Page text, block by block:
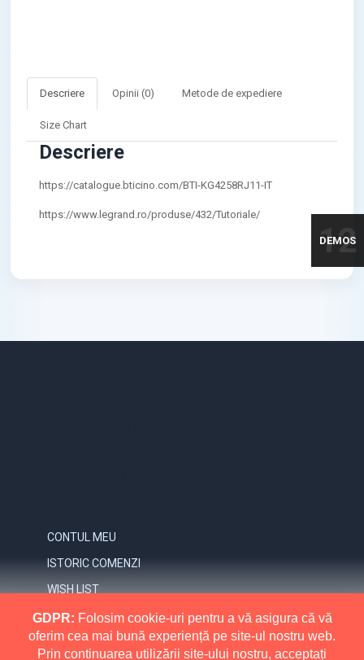
Descriere Opinii (0) Metode de expediere
Size Chart
Descriere
https://catalogue.bticino.com/BTI-KG4258RJ11-IT
https://www.legrand.ro/produse/432/Tutoriale/
CONTUL MEU
ISTORIC COMENZI
WISH LIST
NEWSLETTER
INFORMATII
DEMOS
12
GDPR: Folosim cookie-uri pentru a vă asigura că vă
oferim cea mai bună experiență pe site-ul nostru web.
Prin continuarea utilizării site-ului nostru, acceptați